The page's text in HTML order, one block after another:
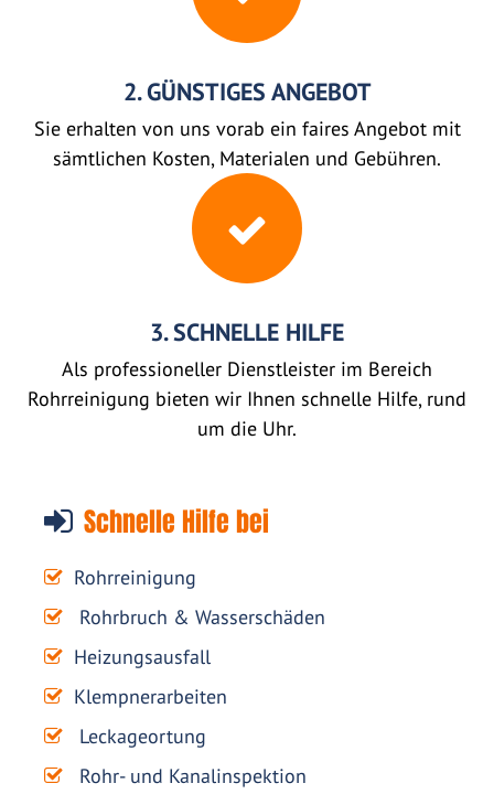
2. GÜNSTIGES ANGEBOT
Sie erhalten von uns vorab ein faires Angebot mit
sämtlichen Kosten, Materialen und Gebühren.
3. SCHNELLE HILFE
Als professioneller Dienstleister im Bereich
Rohrreinigung bieten wir Ihnen schnelle Hilfe, rund
um die Uhr.
Schnelle Hilfe bei
Rohrreinigung
Rohrbruch & Wasserschäden
Heizungsausfall
Klempnerarbeiten
Leckageortung
Rohr- und Kanalinspektion